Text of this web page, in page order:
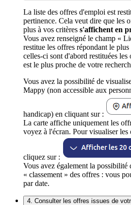
La liste des offres d'emploi est
pertinence. Cela veut dire que les
plus à vos critères s'affichent en
Vous avez renseigné le champ «
restitue les offres répondant le
celles-ci sont d'abord restituées
est le plus proche de votre
Vous avez la possibilité de
Mappy (non accessible aux
handicap) en cliquant sur :
La carte affiche uniquement les
voyez à l'écran. Pour visualiser
cliquez sur :
Vous avez également la possibilité
« classement » des offres : vous
par date.
4. Consulter les offres issues de